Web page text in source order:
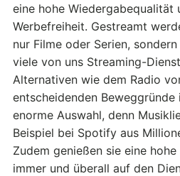
eine hohe Wiedergabequalität
Werbefreiheit. Gestreamt
nur Filme oder Serien, sondern
viele von uns Streaming-
Alternativen wie dem Radio
entscheidenden
enorme Auswahl, denn
Beispiel bei Spotify aus
Zudem genießen sie eine
immer und überall auf den